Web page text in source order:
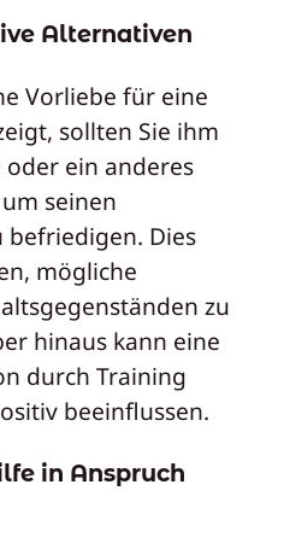
Alternativen
Vorliebe für eine
sollten Sie ihm
oder ein anderes
seinen
Dies
mögliche
zu
hinaus kann eine
durch Training
beeinflussen.
in Anspruch